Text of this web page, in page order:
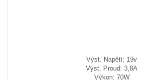
Výst. Napětí: 19v
Výst. Proud: 3,8A
Výkon: 70W